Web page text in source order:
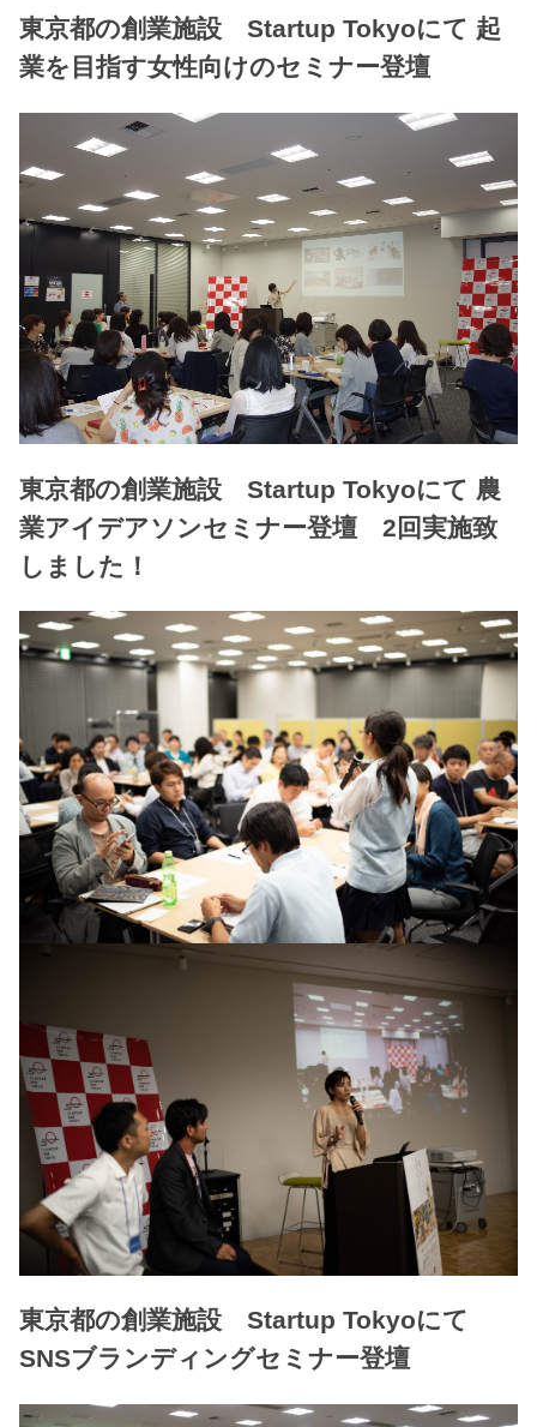
東京都の創業施設 Startup Tokyoにて 起
業を目指す女性向けのセミナー登壇
東京都の創業施設 Startup Tokyoにて 農
業アイデアソンセミナー登壇 2回実施致
しました！
東京都の創業施設 Startup Tokyoにて
SNSブランディングセミナー登壇